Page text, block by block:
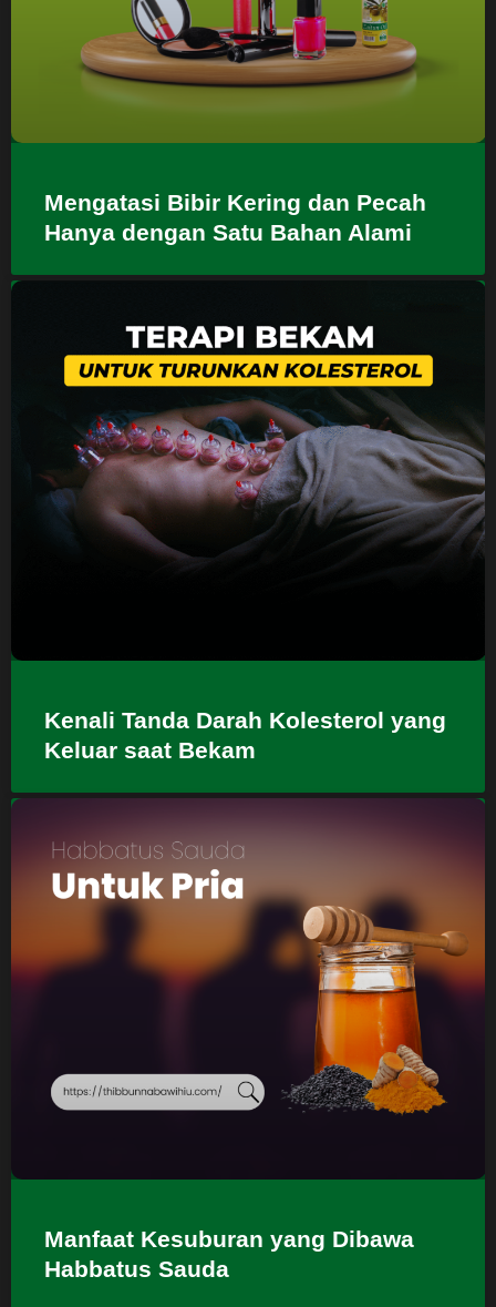
Mengatasi Bibir Kering dan Pecah
Hanya dengan Satu Bahan Alami
Kenali Tanda Darah Kolesterol yang
Keluar saat Bekam
Manfaat Kesuburan yang Dibawa
Habbatus Sauda